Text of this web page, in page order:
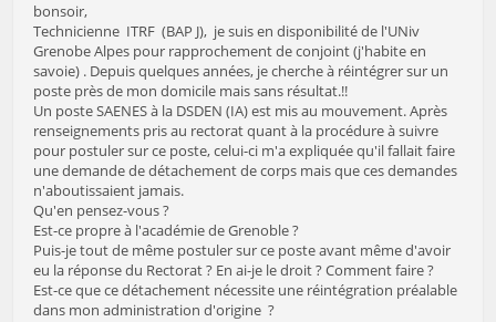
bonsoir,
Technicienne ITRF (BAP J), je suis en disponibilité de l'UNiv
Grenobe Alpes pour rapprochement de conjoint (j'habite en
savoie) . Depuis quelques années, je cherche à réintégrer sur un
poste près de mon domicile mais sans résultat.!!
Un poste SAENES à la DSDEN (IA) est mis au mouvement. Après
renseignements pris au rectorat quant à la procédure à suivre
pour postuler sur ce poste, celui-ci m'a expliquée qu'il fallait faire
une demande de détachement de corps mais que ces demandes
n'aboutissaient jamais.
Qu'en pensez-vous ?
Est-ce propre à l'académie de Grenoble ?
Puis-je tout de même postuler sur ce poste avant même d'avoir
eu la réponse du Rectorat ? En ai-je le droit ? Comment faire ?
Est-ce que ce détachement nécessite une réintégration préalable
dans mon administration d'origine ?